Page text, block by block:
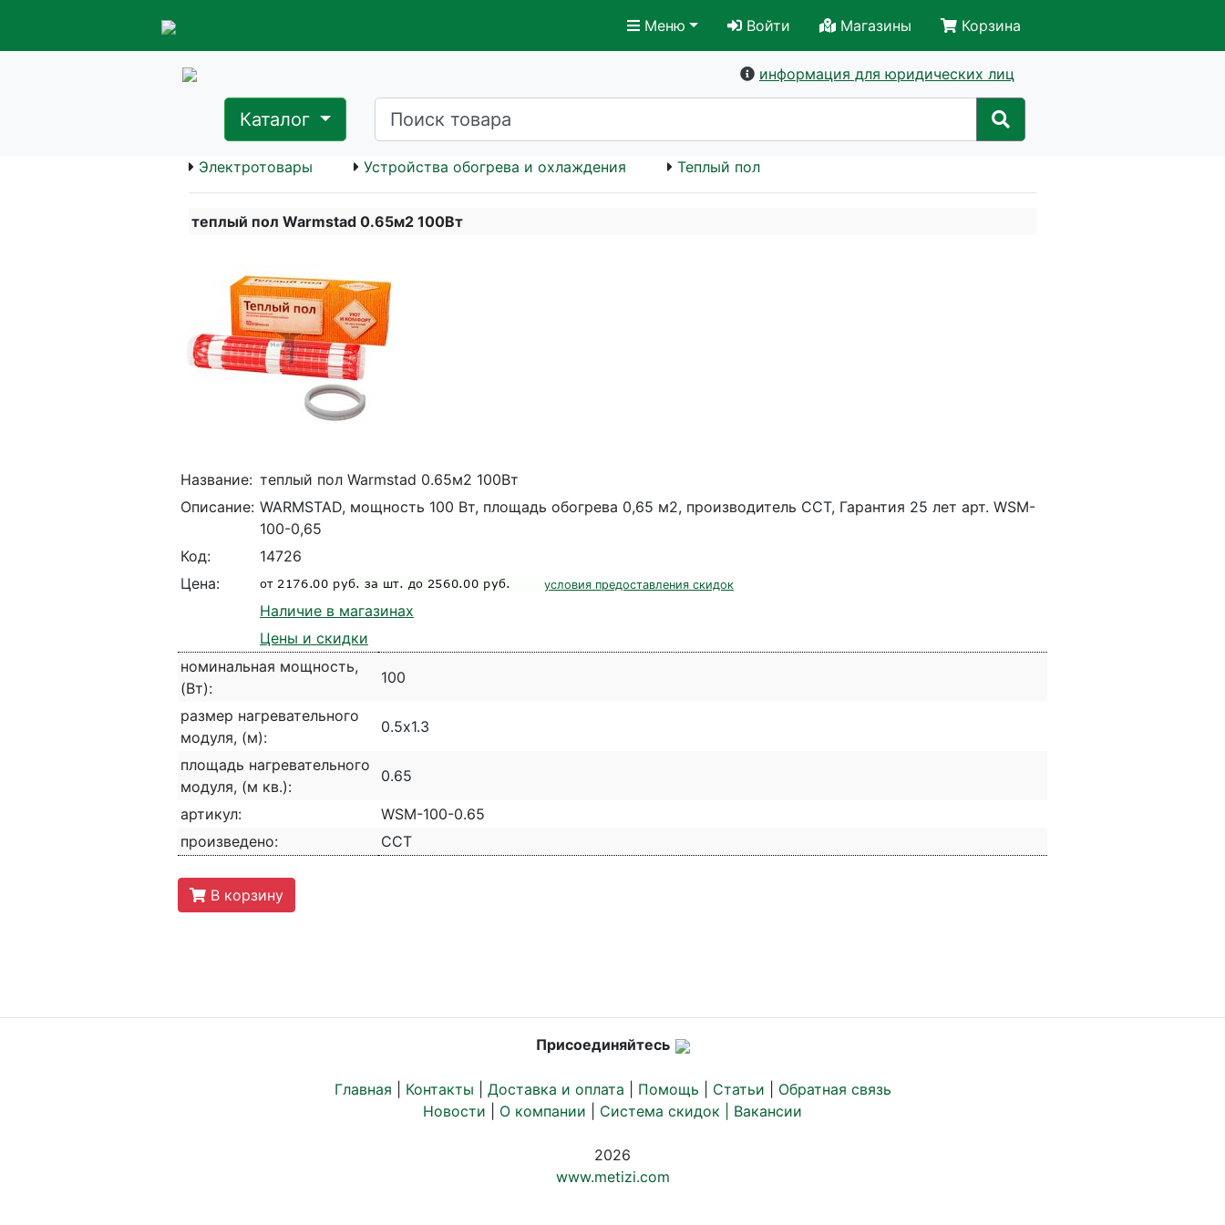
Меню Войти Магазины Корзина
информация для юридических лиц
Каталог
Электротовары Устройства обогрева и охлаждения Теплый пол
теплый пол Warmstad 0.65м2 100Вт
Название: теплый пол Warmstad 0.65м2 100Вт
Описание: WARMSTAD, мощность 100 Вт, площадь обогрева 0,65 м2, производитель ССТ, Гарантия 25 лет арт. WSM-
100-0,65
Код:
14726
Цена:
условия предоставления скидок
Наличие в магазинах
Цены и скидки
номинальная мощность,
(Вт):
100
размер нагревательного
модуля, (м):
0.5х1.3
площадь нагревательного
модуля, (м кв.):
0.65
артикул:
WSM-100-0.65
произведено:
ССТ
В корзину
Присоединяйтесь
Главная Контакты Доставка и оплата Помощь Статьи
Обратная связь
Новости
О компании Система скидок | Вакансии
2026
www.metizi.com